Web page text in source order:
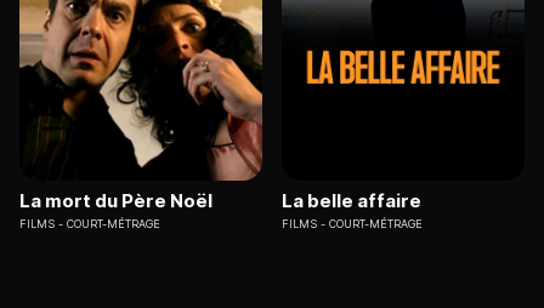
La mort du Père Noël
FILMS COURT-MÉTRAGE
La belle affaire
FILMS COURT-MÉTRAGE